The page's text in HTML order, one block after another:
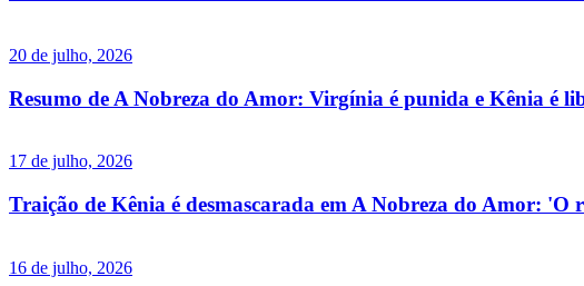
20 de julho, 2026
Resumo de A Nobreza do Amor: Virgínia é punida e Kênia é
17 de julho, 2026
Traição de Kênia é desmascarada em A Nobreza do Amor: 'O
16 de julho, 2026